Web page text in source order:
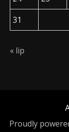
31
« lip
Proudly